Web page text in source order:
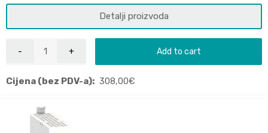
Detalji proizvoda
Add to cart
Cijena (bez PDV-a): 308,00€